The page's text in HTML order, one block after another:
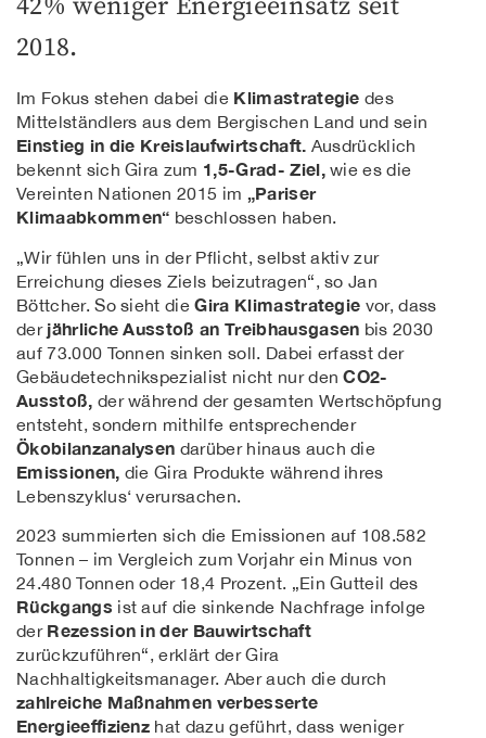
42% weniger Energieeinsatz seit
2018.
Im Fokus stehen dabei die Klimastrategie des
Mittelständlers aus dem Bergischen Land und sein
Einstieg in die Kreislaufwirtschaft. Ausdrücklich
bekennt sich Gira zum 1,5-Grad- Ziel,wie es die
Vereinten Nationen 2015 im „Pariser
Klimaabkommen“ beschlossen haben.
„Wir fühlen uns in der Pflicht, selbst aktiv zur
Erreichung dieses Ziels beizutragen“, so Jan
Böttcher. So sieht dieGira Klimastrategie vor, dass
der jährliche Ausstoß an Treibhausgasen bis 2030
auf 73.000 Tonnen sinken soll. Dabei erfasst der
Gebäudetechnikspezialist nicht nur denCO2-
Ausstoß, der während der gesamten Wertschöpfung
entsteht, sondern mithilfe entsprechender
Ökobilanzanalysen darüber hinaus auch die
Emissionen, die Gira Produkte während ihres
Lebenszyklus‘ verursachen.
2023 summierten sich die Emissionen auf 108.582
Tonnen – im Vergleich zum Vorjahr ein Minus von
24.480 Tonnen oder 18,4 Prozent. „Ein Gutteil des
Rückgangs ist auf die sinkende Nachfrage infolge
der Rezession in der Bauwirtschaft
zurückzuführen“, erklärt der Gira
Nachhaltigkeitsmanager. Aber auch die durch
zahlreiche Maßnahmen verbesserte
Energieeffizienz hat dazu geführt, dass weniger